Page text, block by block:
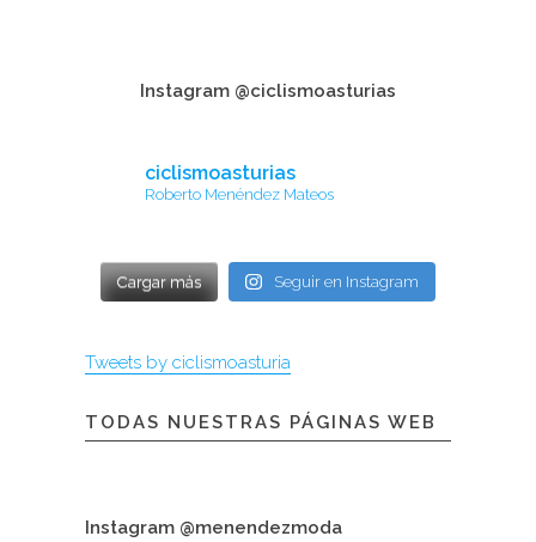
Instagram @ciclismoasturias
ciclismoasturias
Roberto Menéndez Mateos
Cargar más Seguir en Instagram
Tweets by ciclismoasturia
TODAS NUESTRAS PÁGINAS WEB
Instagram @menendezmoda